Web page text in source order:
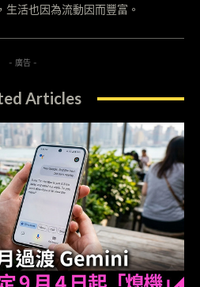
生活也因為流動因而豐富。
- 廣告 -
Articles